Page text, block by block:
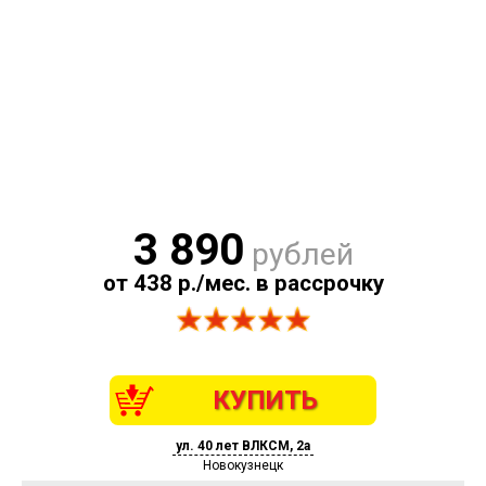
3 890 рублей
от 438 р./мес. в рассрочку
КУПИТЬ
ул. 40 лет ВЛКСМ, 2а
Новокузнецк